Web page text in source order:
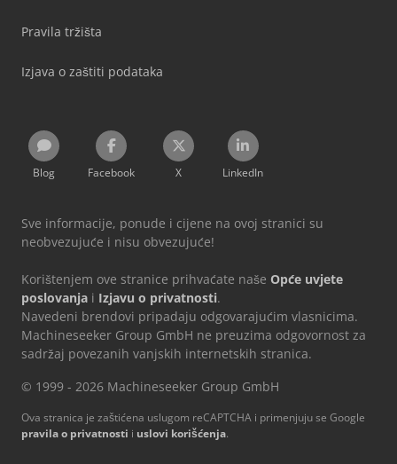
Pravila tržišta
Izjava o zaštiti podataka
Blog Facebook X LinkedIn
Sve informacije, ponude i cijene na ovoj stranici su
neobvezujuće i nisu obvezujuće!
Korištenjem ove stranice prihvaćate naše Opće uvjete
poslovanja i Izjavu o privatnosti.
Navedeni brendovi pripadaju odgovarajućim vlasnicima.
Machineseeker Group GmbH ne preuzima odgovornost za
sadržaj povezanih vanjskih internetskih stranica.
© 1999 - 2026 Machineseeker Group GmbH
Ova stranica je zaštićena uslugom reCAPTCHA i primenjuju se Google
pravila o privatnosti i uslovi korišćenja.